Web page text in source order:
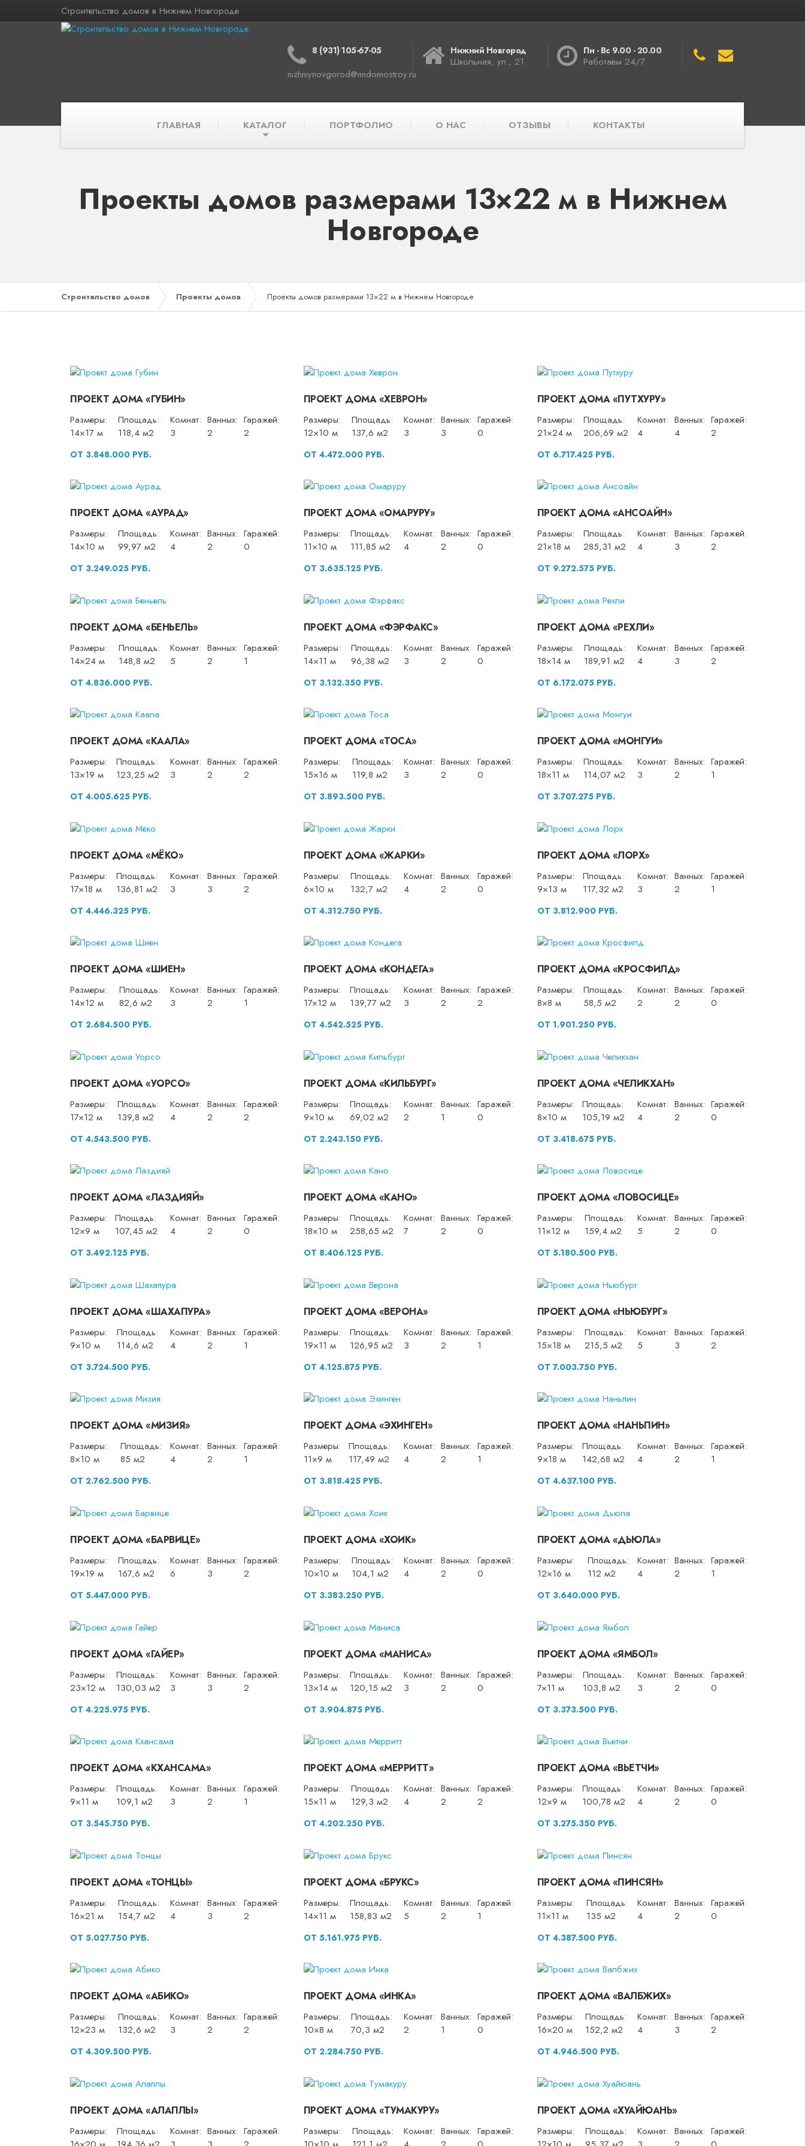
Строительство домов в Нижнем Новгороде
8 (931) 105-67-05
nizhniynovgorod@nndomostroy.ru
Нижний Новгород
Школьная, ул., 21
Пн - Вс 9.00 - 20.00
Работаем 24/7
ГЛАВНАЯ КАТАЛОГ ПОРТФОЛИО О НАС ОТЗЫВЫ КОНТАКТЫ
Проекты домов размерами 13×22 м в Нижнем
Новгороде
Строительство домов Проекты домов Проекты домов размерами 13×22 м в Нижнем Новгороде
ПРОЕКТ ДОМА «ГУБИН»
Размеры:
14×17 м
Площадь:
118,4 м2
Комнат:
3
Ванных:
2
Гаражей:
2
ОТ 3.848.000 РУБ.
ПРОЕКТ ДОМА «ХЕВРОН»
Размеры:
12×10 м
Площадь:
137,6 м2
Комнат:
3
Ванных:
3
Гаражей:
0
ОТ 4.472.000 РУБ.
ПРОЕКТ ДОМА «ПУТХУРУ»
Размеры:
21×24 м
Площадь:
206,69 м2
Комнат:
4
Ванных:
4
Гаражей:
2
ОТ 6.717.425 РУБ.
ПРОЕКТ ДОМА «АУРАД»
Размеры:
14×10 м
Площадь:
99,97 м2
Комнат:
4
Ванных:
2
Гаражей:
0
ОТ 3.249.025 РУБ.
ПРОЕКТ ДОМА «ОМАРУРУ»
Размеры:
11×10 м
Площадь:
111,85 м2
Комнат:
4
Ванных:
2
Гаражей:
0
ОТ 3.635.125 РУБ.
ПРОЕКТ ДОМА «АНСОАЙН»
Размеры:
21×18 м
Площадь:
285,31 м2
Комнат:
4
Ванных:
3
Гаражей:
2
ОТ 9.272.575 РУБ.
ПРОЕКТ ДОМА «БЕНЬЕЛЬ»
Размеры:
14×24 м
Площадь:
148,8 м2
Комнат:
5
Ванных:
2
Гаражей:
1
ОТ 4.836.000 РУБ.
ПРОЕКТ ДОМА «ФЭРФАКС»
Размеры:
14×11 м
Площадь:
96,38 м2
Комнат:
3
Ванных:
2
Гаражей:
0
ОТ 3.132.350 РУБ.
ПРОЕКТ ДОМА «РЕХЛИ»
Размеры:
18×14 м
Площадь:
189,91 м2
Комнат:
4
Ванных:
3
Гаражей:
2
ОТ 6.172.075 РУБ.
ПРОЕКТ ДОМА «КААЛА»
Размеры:
13×19 м
Площадь:
123,25 м2
Комнат:
3
Ванных:
2
Гаражей:
2
ОТ 4.005.625 РУБ.
ПРОЕКТ ДОМА «ТОСА»
Размеры:
15×16 м
Площадь:
119,8 м2
Комнат:
3
Ванных:
2
Гаражей:
0
ОТ 3.893.500 РУБ.
ПРОЕКТ ДОМА «МОНГУИ»
Размеры:
18×11 м
Площадь:
114,07 м2
Комнат:
3
Ванных:
2
Гаражей:
1
ОТ 3.707.275 РУБ.
ПРОЕКТ ДОМА «МЁКО»
Размеры:
17×18 м
Площадь:
136,81 м2
Комнат:
3
Ванных:
3
Гаражей:
2
ОТ 4.446.325 РУБ.
ПРОЕКТ ДОМА «ЖАРКИ»
Размеры:
6×10 м
Площадь:
132,7 м2
Комнат:
4
Ванных:
2
Гаражей:
0
ОТ 4.312.750 РУБ.
ПРОЕКТ ДОМА «ЛОРХ»
Размеры:
9×13 м
Площадь:
117,32 м2
Комнат:
3
Ванных:
2
Гаражей:
1
ОТ 3.812.900 РУБ.
ПРОЕКТ ДОМА «ШИЕН»
Размеры:
14×12 м
Площадь:
82,6 м2
Комнат:
3
Ванных:
2
Гаражей:
1
ОТ 2.684.500 РУБ.
ПРОЕКТ ДОМА «КОНДЕГА»
Размеры:
17×12 м
Площадь:
139,77 м2
Комнат:
3
Ванных:
2
Гаражей:
2
ОТ 4.542.525 РУБ.
ПРОЕКТ ДОМА «КРОСФИЛД»
Размеры:
8×8 м
Площадь:
58,5 м2
Комнат:
2
Ванных:
2
Гаражей:
0
ОТ 1.901.250 РУБ.
ПРОЕКТ ДОМА «УОРСО»
Размеры:
17×12 м
Площадь:
139,8 м2
Комнат:
4
Ванных:
2
Гаражей:
2
ОТ 4.543.500 РУБ.
ПРОЕКТ ДОМА «КИЛЬБУРГ»
Размеры:
9×10 м
Площадь:
69,02 м2
Комнат:
2
Ванных:
1
Гаражей:
0
ОТ 2.243.150 РУБ.
ПРОЕКТ ДОМА «ЧЕЛИКХАН»
Размеры:
8×10 м
Площадь:
105,19 м2
Комнат:
4
Ванных:
2
Гаражей:
0
ОТ 3.418.675 РУБ.
ПРОЕКТ ДОМА «ЛАЗДИЯЙ»
Размеры:
12×9 м
Площадь:
107,45 м2
Комнат:
4
Ванных:
2
Гаражей:
0
ОТ 3.492.125 РУБ.
ПРОЕКТ ДОМА «КАНО»
Размеры:
18×10 м
Площадь:
258,65 м2
Комнат:
7
Ванных:
2
Гаражей:
0
ОТ 8.406.125 РУБ.
ПРОЕКТ ДОМА «ЛОВОСИЦЕ»
Размеры:
11×12 м
Площадь:
159,4 м2
Комнат:
5
Ванных:
2
Гаражей:
0
ОТ 5.180.500 РУБ.
ПРОЕКТ ДОМА «ШАХАПУРА»
Размеры:
9×10 м
Площадь:
114,6 м2
Комнат:
4
Ванных:
2
Гаражей:
1
ОТ 3.724.500 РУБ.
ПРОЕКТ ДОМА «ВЕРОНА»
Размеры:
19×11 м
Площадь:
126,95 м2
Комнат:
3
Ванных:
2
Гаражей:
1
ОТ 4.125.875 РУБ.
ПРОЕКТ ДОМА «НЬЮБУРГ»
Размеры:
15×18 м
Площадь:
215,5 м2
Комнат:
5
Ванных:
3
Гаражей:
2
ОТ 7.003.750 РУБ.
ПРОЕКТ ДОМА «МИЗИЯ»
Размеры:
8×10 м
Площадь:
85 м2
Комнат:
4
Ванных:
2
Гаражей:
1
ОТ 2.762.500 РУБ.
ПРОЕКТ ДОМА «ЭХИНГЕН»
Размеры:
11×9 м
Площадь:
117,49 м2
Комнат:
4
Ванных:
2
Гаражей:
1
ОТ 3.818.425 РУБ.
ПРОЕКТ ДОМА «НАНЬПИН»
Размеры:
9×18 м
Площадь:
142,68 м2
Комнат:
4
Ванных:
2
Гаражей:
1
ОТ 4.637.100 РУБ.
ПРОЕКТ ДОМА «БАРВИЦЕ»
Размеры:
19×19 м
Площадь:
167,6 м2
Комнат:
6
Ванных:
3
Гаражей:
2
ОТ 5.447.000 РУБ.
ПРОЕКТ ДОМА «ХОИК»
Размеры:
10×10 м
Площадь:
104,1 м2
Комнат:
4
Ванных:
2
Гаражей:
0
ОТ 3.383.250 РУБ.
ПРОЕКТ ДОМА «ДЬЮЛА»
Размеры:
12×16 м
Площадь:
112 м2
Комнат:
4
Ванных:
2
Гаражей:
1
ОТ 3.640.000 РУБ.
ПРОЕКТ ДОМА «ГАЙЕР»
Размеры:
23×12 м
Площадь:
130,03 м2
Комнат:
3
Ванных:
3
Гаражей:
2
ОТ 4.225.975 РУБ.
ПРОЕКТ ДОМА «МАНИСА»
Размеры:
13×14 м
Площадь:
120,15 м2
Комнат:
3
Ванных:
2
Гаражей:
0
ОТ 3.904.875 РУБ.
ПРОЕКТ ДОМА «ЯМБОЛ»
Размеры:
7×11 м
Площадь:
103,8 м2
Комнат:
3
Ванных:
2
Гаражей:
0
ОТ 3.373.500 РУБ.
ПРОЕКТ ДОМА «КХАНСАМА»
Размеры:
9×11 м
Площадь:
109,1 м2
Комнат:
3
Ванных:
2
Гаражей:
1
ОТ 3.545.750 РУБ.
ПРОЕКТ ДОМА «МЕРРИТТ»
Размеры:
15×11 м
Площадь:
129,3 м2
Комнат:
4
Ванных:
2
Гаражей:
2
ОТ 4.202.250 РУБ.
ПРОЕКТ ДОМА «ВЬЕТЧИ»
Размеры:
12×9 м
Площадь:
100,78 м2
Комнат:
4
Ванных:
2
Гаражей:
0
ОТ 3.275.350 РУБ.
ПРОЕКТ ДОМА «ТОНЦЫ»
Размеры:
16×21 м
Площадь:
154,7 м2
Комнат:
4
Ванных:
3
Гаражей:
2
ОТ 5.027.750 РУБ.
ПРОЕКТ ДОМА «БРУКС»
Размеры:
14×11 м
Площадь:
158,83 м2
Комнат:
5
Ванных:
2
Гаражей:
1
ОТ 5.161.975 РУБ.
ПРОЕКТ ДОМА «ПИНСЯН»
Размеры:
11×11 м
Площадь:
135 м2
Комнат:
4
Ванных:
2
Гаражей:
0
ОТ 4.387.500 РУБ.
ПРОЕКТ ДОМА «АБИКО»
Размеры:
12×23 м
Площадь:
132,6 м2
Комнат:
3
Ванных:
2
Гаражей:
2
ОТ 4.309.500 РУБ.
ПРОЕКТ ДОМА «ИНКА»
Размеры:
10×8 м
Площадь:
70,3 м2
Комнат:
2
Ванных:
1
Гаражей:
0
ОТ 2.284.750 РУБ.
ПРОЕКТ ДОМА «ВАЛБЖИХ»
Размеры:
16×20 м
Площадь:
152,2 м2
Комнат:
4
Ванных:
3
Гаражей:
2
ОТ 4.946.500 РУБ.
ПРОЕКТ ДОМА «АЛАПЛЫ»
Размеры:
Площадь:
Комнат: Ванных: Гаражей:
ПРОЕКТ ДОМА «ТУМАКУРУ»
Размеры:
Площадь:
Комнат: Ванных: Гаражей:
ПРОЕКТ ДОМА «ХУАЙЮАНЬ»
Размеры:
Площадь:
Комнат: Ванных: Гаражей: